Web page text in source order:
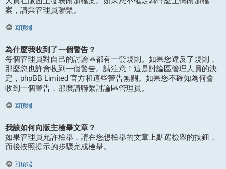
案，請與管理員聯繫。
回頂端
為什麼我收到了一個警告？
每個管理員對自己的討論區都有一套規則。如果您違反了規則，
那麼您也許會收到一個警告。請注意！這是討論區管理人員的決
定，phpBB Limited 官方和這些警告無關。如果您不確知為何會
收到一個警告，那麼請聯繫討論區管理員。
回頂端
我該如何向版主檢舉文章？
如果管理員允許檢舉，請在您想檢舉的文章上點選檢舉的按鈕，
而後按照提示的步驟完成檢舉。
回頂端